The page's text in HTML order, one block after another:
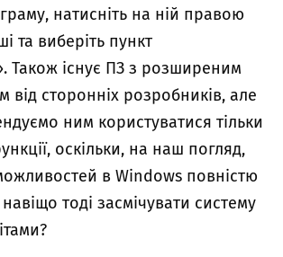
натисніть на ній правою
та виберіть пункт
Також існує ПЗ з розширеним
від сторонніх розробників, але
ним користуватися тільки
оскільки, на наш погляд,
в Windows повністю
тоді засмічувати систему